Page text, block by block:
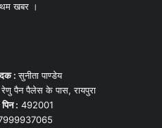
खबर ।
:सुनीता पाण्डेय
रेणु पैन पैलेस के पास, रायपुरा
पिन : 492001